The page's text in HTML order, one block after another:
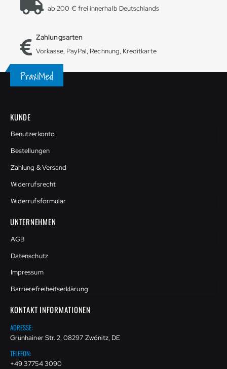
ab 200 € frei innerhalb Deutschlands
Zahlungsarten
Vorkasse, PayPal, Rechnung, Kreditkarte
KUNDE
Benutzerkonto
Bestellungen
Zahlung & Versand
Widerrufsrecht
Widerrufsformular
UNTERNEHMEN
AGB
Datenschutz
Impressum
Barrierefreiheitserklärung
KONTAKT INFORMATIONEN
ADRESSE:
Grünhainer Str. 2, 08297 Zwönitz, DE
TELEFON:
+49 37754 3090